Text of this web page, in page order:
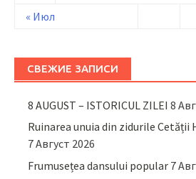
« Июл
СВЕЖИЕ ЗАПИСИ
8 AUGUST – ISTORICUL ZILEI 8
Ruinarea unuia din zidurile
7 Август 2026
Frumusețea dansului popular 7